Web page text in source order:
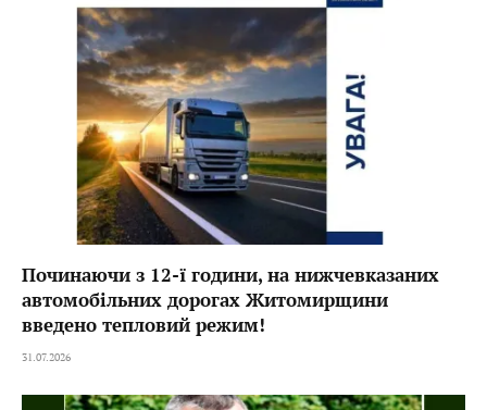
Починаючи з 12-ї години, на нижчевказаних
автомобільних дорогах Житомирщини
введено тепловий режим!
31.07.2026